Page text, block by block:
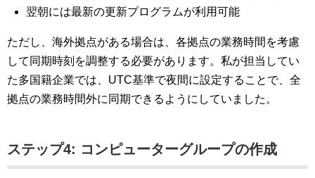
翌朝には最新の更新プログラムが利用可能
ただし、海外拠点がある場合は、各拠点の業務時間を考慮
して同期時刻を調整する必要があります。私が担当してい
た多国籍企業では、UTC基準で夜間に設定することで、全
拠点の業務時間外に同期できるようにしていました。
ステップ4: コンピューターグループの作成